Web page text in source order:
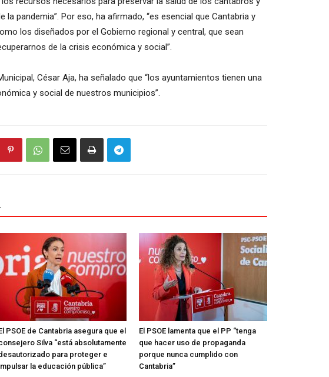
pandemia”. Por eso, ha afirmado, “es esencial que Cantabria y
los diseñados por el Gobierno regional y central, que sean
de la crisis económica y social”.
César Aja, ha señalado que “los ayuntamientos tienen una
y social de nuestros municipios”.
PSOE de Cantabria asegura que el
Silva “está absolutamente
para proteger e
la educación pública”
El PSOE lamenta que el PP “tenga
que hacer uso de propaganda
porque nunca cumplido con
Cantabria”